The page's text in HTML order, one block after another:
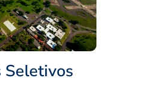
Seletivos